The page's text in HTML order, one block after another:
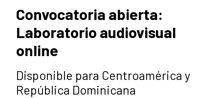
Convocatoria abierta:
Laboratorio audiovisual
online
Disponible para Centroamérica y
República Dominicana